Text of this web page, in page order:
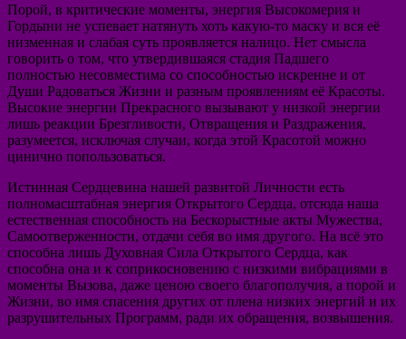
Порой, в критические моменты, энергия Высокомерия и
Гордыни не успевает натянуть хоть какую-то маску и вся её
низменная и слабая суть проявляется налицо. Нет смысла
говорить о том, что утвердившаяся стадия Падшего
полностью несовместима со способностью искренне и от
Души Радоваться Жизни и разным проявлениям её Красоты.
Высокие энергии Прекрасного вызывают у низкой энергии
лишь реакции Брезгливости, Отвращения и Раздражения,
разумеется, исключая случаи, когда этой Красотой можно
цинично попользоваться.
Истинная Сердцевина нашей развитой Личности есть
полномасштабная энергия Открытого Сердца, отсюда наша
естественная способность на Бескорыстные акты Мужества,
Самоотверженности, отдачи себя во имя другого. На всё это
способна лишь Духовная Сила Открытого Сердца, как
способна она и к соприкосновению с низкими вибрациями в
моменты Вызова, даже ценою своего благополучия, а порой и
Жизни, во имя спасения других от плена низких энергий и их
разрушительных Программ, ради их обращения, возвышения.